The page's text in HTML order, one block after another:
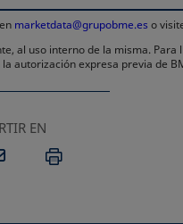
marketdata@grupobme.es o
al uso interno de la misma.
autorización expresa previa de
EN
EN UNA
ABRE EN UNA
EMAILIMPRIMIR